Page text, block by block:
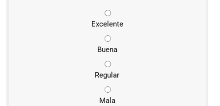
Excelente
Buena
Regular
Mala